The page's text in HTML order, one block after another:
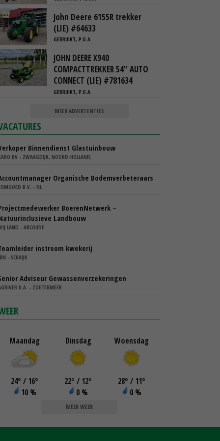
John Deere 6155R trekker
(LIE) #64633
GEBRUIKT, P.O.A.
JOHN DEERE X940
COMPACTTREKKER 54" AUTO
CONNECT (LIE) #781634
GEBRUIKT, P.O.A.
MEER ADVERTENTIES
Binnendienst Glastuinbouw
BV - ZWAAGDIJK, NOORD-HOLLAND,
Organische Bodemverbeteraars
B.V. - NL
BoerenNetwerk –
Landbouw
- ABCOUDE
instroom kwekerij
- SCHAIJK
Adviseur Gewassenverzekeringen
U.A. - ZOETERMEER
Maandag
24° / 16°
10 %
Dinsdag
22° / 12°
0 %
Woensdag
28° / 11°
0 %
MEER WEER